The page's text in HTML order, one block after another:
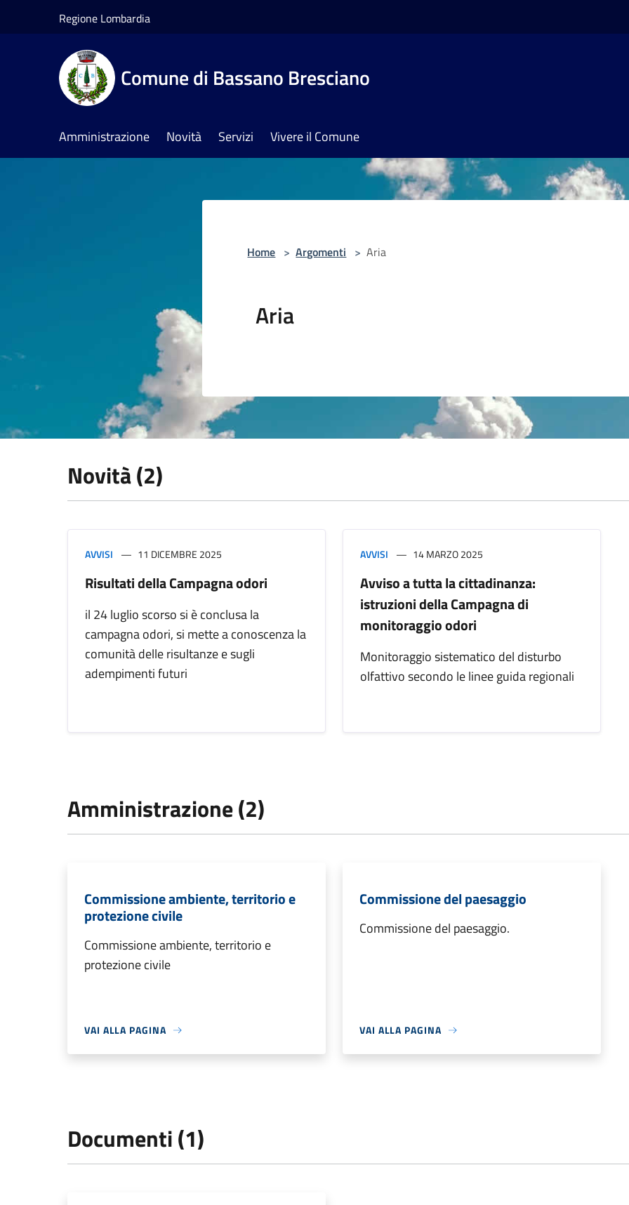
Regione Lombardia
Comune di Bassano Bresciano
Amministrazione Novità Servizi Vivere il Comune
Home > Argomenti > Aria
Aria
Novità (2)
AVVISI 11 DICEMBRE 2025
Risultati della Campagna odori
il 24 luglio scorso si è conclusa la
campagna odori, si mette a conoscenza la
comunità delle risultanze e sugli
adempimenti futuri
AVVISI 14 MARZO 2025
Avviso a tutta la cittadinanza:
istruzioni della Campagna di
monitoraggio odori
Monitoraggio sistematico del disturbo
olfattivo secondo le linee guida regionali
Amministrazione (2)
Commissione ambiente, territorio e
protezione civile
Commissione ambiente, territorio e
protezione civile
VAI ALLA PAGINA
Commissione del paesaggio
Commissione del paesaggio.
VAI ALLA PAGINA
Documenti (1)